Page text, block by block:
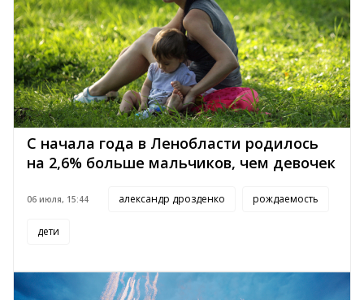
С начала года в Ленобласти родилось
на 2,6% больше мальчиков, чем девочек
06 июля, 15:44 александр дрозденко рождаемость
дети